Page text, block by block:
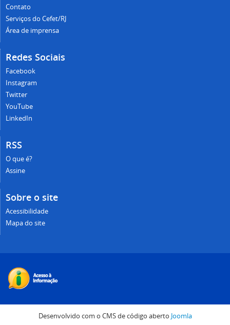
Contato
Serviços do Cefet/RJ
Área de imprensa
Redes Sociais
Facebook
Instagram
Twitter
YouTube
LinkedIn
RSS
O que é?
Assine
Sobre o site
Acessibilidade
Mapa do site
Desenvolvido com o CMS de código aberto Joomla